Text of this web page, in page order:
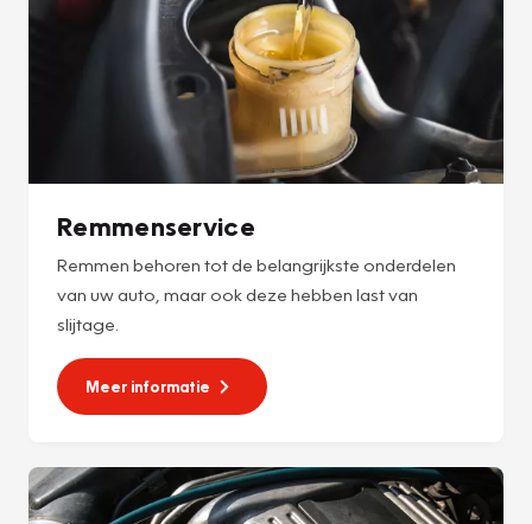
Remmenservice
Remmen behoren tot de belangrijkste onderdelen
van uw auto, maar ook deze hebben last van
slijtage.
Meer informatie